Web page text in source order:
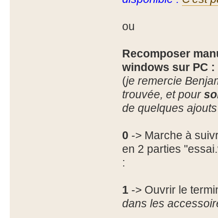
ou
Recomposer
windows sur PC :
(je remercie
trouvée, et pour
de quelques
0 -> Marche à
en 2 parties
:
1-> Ouvrir le
dans les